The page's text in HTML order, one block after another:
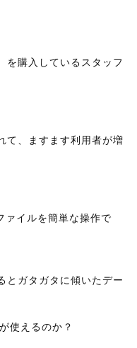
を購入しているスタッフ
て、ますます利用者が増
イルを簡単な操作で
とガタガタに傾いたデー
使えるのか？